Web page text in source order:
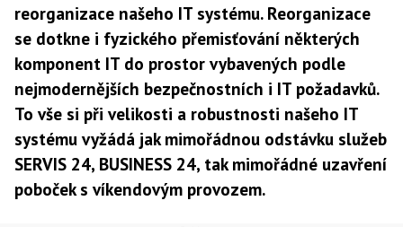
reorganizace našeho IT systému. Reorganizace
se dotkne i fyzického přemisťování některých
komponent IT do prostor vybavených podle
nejmodernějších bezpečnostních i IT požadavků.
To vše si při velikosti a robustnosti našeho IT
systému vyžádá jak mimořádnou odstávku služeb
SERVIS 24, BUSINESS 24, tak mimořádné uzavření
poboček s víkendovým provozem.